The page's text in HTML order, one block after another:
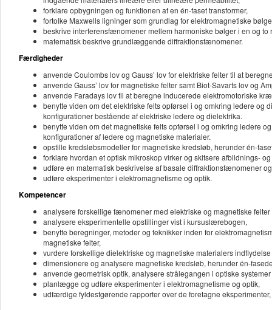
forklare opbygningen og funktionen af en én-faset transformer,
fortolke Maxwells ligninger som grundlag for elektromagnetiske
beskrive interferensfænomener mellem harmoniske bølger i en og to
matematisk beskrive grundlæggende diffraktionsfænomener.
Færdigheder
anvende Coulombs lov og Gauss’ lov for elektriske felter til at
anvende Gauss’ lov for magnetiske felter samt Biot-Savarts lov og
anvende Faradays lov til at beregne inducerede elektromotoriske
benytte viden om det elektriske felts opførsel i og omkring ledere
konfigurationer bestående af elektriske ledere og dielektrika.
benytte viden om det magnetiske felts opførsel i og omkring ledere
konfigurationer af ledere og magnetiske materialer.
opstille kredsløbsmodeller for magnetiske kredsløb, herunder én-
forklare hvordan et optisk mikroskop virker og skitsere afbildnings-
udføre en matematisk beskrivelse af basale diffraktionsfænomener
udføre eksperimenter i elektromagnetisme og optik.
Kompetencer
analysere forskellige fænomener med elektriske og magnetiske
analysere eksperimentelle opstillinger vist i kursuslærebogen,
benytte beregninger, metoder og teknikker inden for
magnetiske felter,
vurdere forskellige dielektriske og magnetiske materialers
dimensionere og analysere magnetiske kredsløb, herunder én-
anvende geometrisk optik, analysere strålegangen i optiske
planlægge og udføre eksperimenter i elektromagnetisme og optik,
udfærdige fyldestgørende rapporter over de foretagne